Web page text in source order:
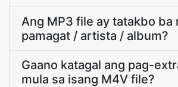
Ang MP3 file ay tatakbo ba
pamagat / artista / album?
Gaano katagal ang pag-
mula sa isang M4V file?